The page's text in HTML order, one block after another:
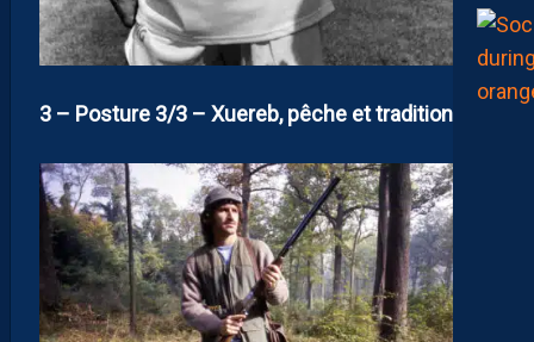
3 – Posture 3/3 – Xuereb, pêche et tradition